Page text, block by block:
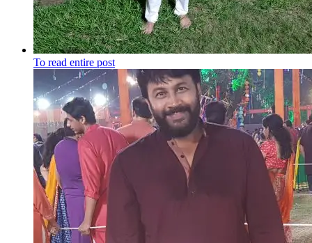
To read entire post